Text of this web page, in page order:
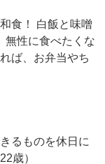
食！ 白飯と味噌
無性に食べたくな
ば、お弁当やち
るものを休日に
歳）